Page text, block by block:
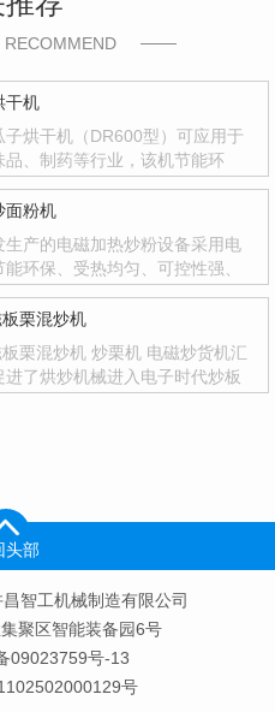
RECOMMEND
干机
子烘干机（DR600型）可应用于
品、制药等行业，该机节能环
面粉机
生产的电磁加热炒粉设备采用电
环保、受热均匀、可控性强、
栗混炒机
栗混炒机 炒栗机 电磁炒货机汇
了烘炒机械进入电子时代炒板
头部
智工机械制造有限公司
聚区智能装备园6号
09023759号-13
号